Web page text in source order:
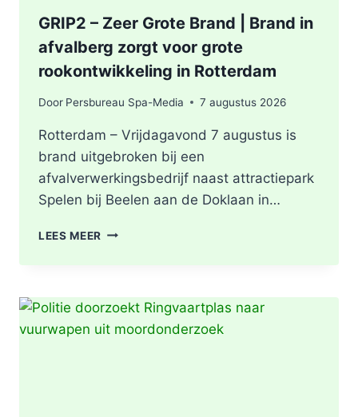
GRIP2 – Zeer Grote Brand | Brand in
afvalberg zorgt voor grote
rookontwikkeling in Rotterdam
Door Persbureau Spa-Media 7 augustus 2026
Rotterdam – Vrijdagavond 7 augustus is
brand uitgebroken bij een
afvalverwerkingsbedrijf naast attractiepark
Spelen bij Beelen aan de Doklaan in…
LEES MEER GRIP2
BRAND
|
BRAND